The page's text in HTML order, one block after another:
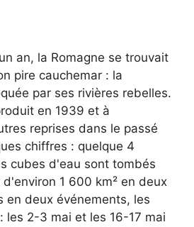
an, la Romagne se trouvait
pire cauchemar : la
par ses rivières rebelles.
en 1939 et à
reprises dans le passé
chiffres : quelque 4
cubes d'eau sont tombés
1 600 km² en deux
en deux événements, les
les 2-3 mai et les 16-17 mai